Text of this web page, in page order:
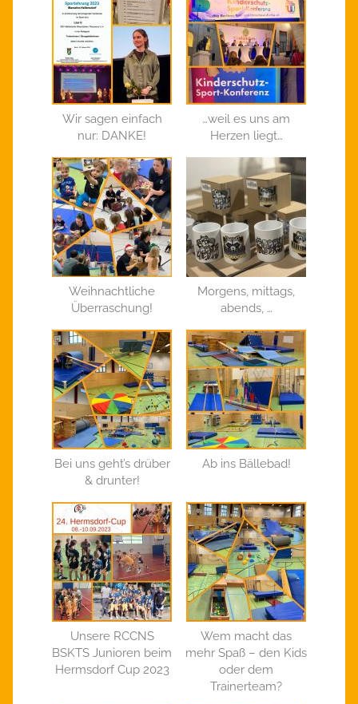
Wir sagen einfach
nur: DANKE!
…weil es uns am
Herzen liegt…
Weihnachtliche
Überraschung!
Morgens, mittags,
abends, …
Bei uns geht’s drüber
& drunter!
Ab ins Bällebad!
Unsere RCCNS
BSKTS Junioren beim
Hermsdorf Cup 2023
Wem macht das
mehr Spaß – den Kids
oder dem
Trainerteam?